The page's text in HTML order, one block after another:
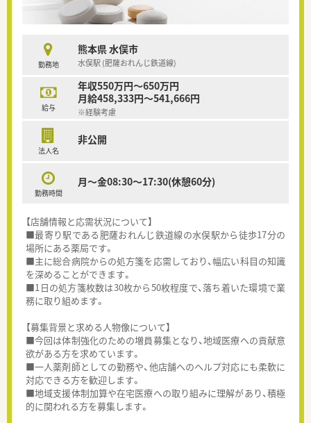
勤務地
熊本県 水俣市
水俣駅 (肥薩おれんじ鉄道線)
給与
年収550万円～650万円
月給458,333円～541,666円
※経験考慮
法人名
非公開
勤務時間
月～金08:30～17:30(休憩60分)
【店舗情報と応需状況について】
■最寄り駅である肥薩おれんじ鉄道線の水俣駅から徒歩17分の
場所にある薬局です。
■主に総合病院からの処方箋を応需しており、幅広い科目の知識
を深めることができます。
■1日の処方箋枚数は30枚から50枚程度で、落ち着いた環境で業
務に取り組めます。
【募集背景と求める人物像について】
■今回は体制強化のための増員募集となり、地域医療への貢献意
欲がある方を求めています。
■一人薬剤師としての勤務や、他店舗へのヘルプ対応にも柔軟に
対応できる方を歓迎します。
■地域支援体制加算や在宅医療への取り組みに理解があり、積極
的に関われる方を募集します。